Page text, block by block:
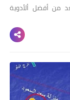
من أفضل ألأدوية